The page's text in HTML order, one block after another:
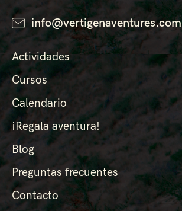
info@vertigenaventures.com
Actividades
Cursos
Calendario
¡Regala aventura!
Blog
Preguntas frecuentes
Contacto